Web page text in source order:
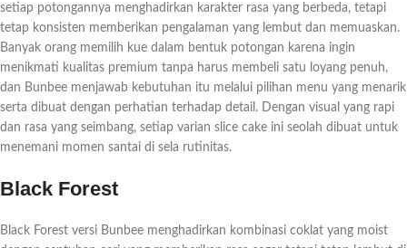
setiap potongannya menghadirkan karakter rasa yang berbeda, tetapi
tetap konsisten memberikan pengalaman yang lembut dan memuaskan.
Banyak orang memilih kue dalam bentuk potongan karena ingin
menikmati kualitas premium tanpa harus membeli satu loyang penuh,
dan Bunbee menjawab kebutuhan itu melalui pilihan menu yang menarik
serta dibuat dengan perhatian terhadap detail. Dengan visual yang rapi
dan rasa yang seimbang, setiap varian slice cake ini seolah dibuat untuk
menemani momen santai di sela rutinitas.
Black Forest
Black Forest versi Bunbee menghadirkan kombinasi coklat yang moist